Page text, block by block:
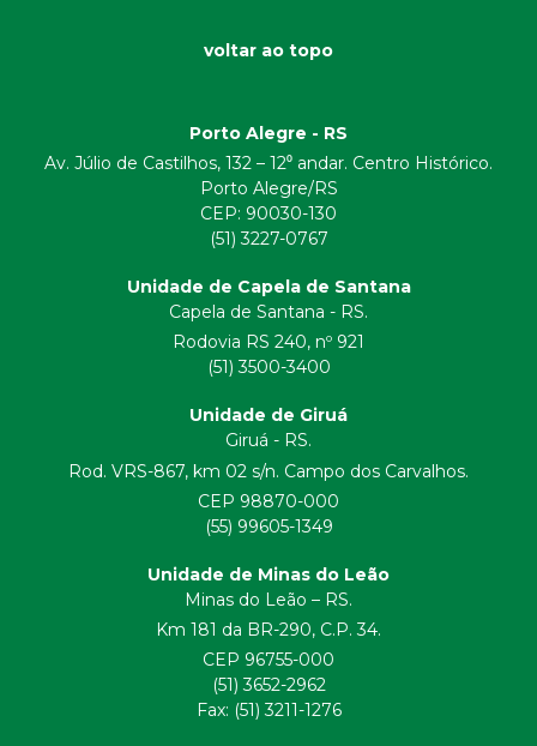
voltar ao topo
Porto Alegre - RS
Av. Júlio de Castilhos, 132 – 12⁰ andar. Centro Histórico.
Porto Alegre/RS
CEP: 90030-130
(51) 3227-0767
Unidade de Capela de Santana
Capela de Santana - RS.
Rodovia RS 240, nº 921
(51) 3500-3400
Unidade de Giruá
Giruá - RS.
Rod. VRS-867, km 02 s/n. Campo dos Carvalhos.
CEP 98870-000
(55) 99605-1349
Unidade de Minas do Leão
Minas do Leão – RS.
Km 181 da BR-290, C.P. 34.
CEP 96755-000
(51) 3652-2962
Fax: (51) 3211-1276